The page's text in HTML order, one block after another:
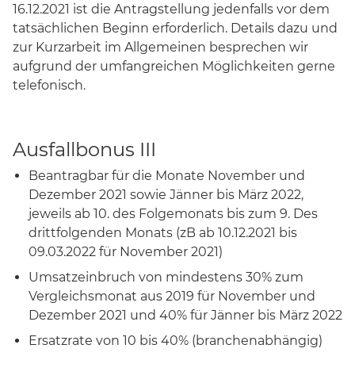
16.12.2021 ist die Antragstellung jedenfalls vor dem
tatsächlichen Beginn erforderlich. Details dazu und
zur Kurzarbeit im Allgemeinen besprechen wir
aufgrund der umfangreichen Möglichkeiten gerne
telefonisch.
Ausfallbonus III
Beantragbar für die Monate November und
Dezember 2021 sowie Jänner bis März 2022,
jeweils ab 10. des Folgemonats bis zum 9. Des
drittfolgenden Monats (zB ab 10.12.2021 bis
09.03.2022 für November 2021)
Umsatzeinbruch von mindestens 30% zum
Vergleichsmonat aus 2019 für November und
Dezember 2021 und 40% für Jänner bis März 2022
Ersatzrate von 10 bis 40% (branchenabhängig)